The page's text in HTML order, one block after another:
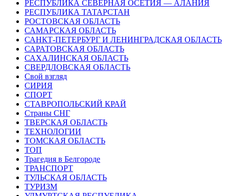
РЕСПУБЛИКА СЕВЕРНАЯ ОСЕТИЯ — АЛАНИЯ
РЕСПУБЛИКА ТАТАРСТАН
РОСТОВСКАЯ ОБЛАСТЬ
САМАРСКАЯ ОБЛАСТЬ
САНКТ-ПЕТЕРБУРГ И ЛЕНИНГРАДСКАЯ ОБЛАСТЬ
САРАТОВСКАЯ ОБЛАСТЬ
САХАЛИНСКАЯ ОБЛАСТЬ
СВЕРДЛОВСКАЯ ОБЛАСТЬ
Свой взгляд
СИРИЯ
СПОРТ
СТАВРОПОЛЬСКИЙ КРАЙ
Страны СНГ
ТВЕРСКАЯ ОБЛАСТЬ
ТЕХНОЛОГИИ
ТОМСКАЯ ОБЛАСТЬ
ТОП
Трагедия в Белгороде
ТРАНСПОРТ
ТУЛЬСКАЯ ОБЛАСТЬ
ТУРИЗМ